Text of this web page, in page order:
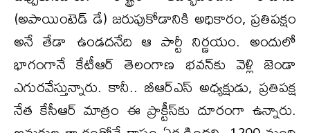
(అపాయింటెడ్ డే) జరుపుకోడానికి అధికారం, ప్రతిపక్షం
అనే తేడా ఉండదనేది ఆ పార్టీ నిర్ణయం. అందులో
భాగంగానే కేటీఆర్ తెలంగాణ భవన్‌కు వెళ్లి జెండా
ఎగురవేస్తున్నారు. కానీ.. బీఆర్ఎస్ అధ్యక్షుడు, ప్రతిపక్ష
నేత కేసీఆర్ మాత్రం ఈ ప్రాక్టీస్‌కు దూరంగా ఉన్నారు.